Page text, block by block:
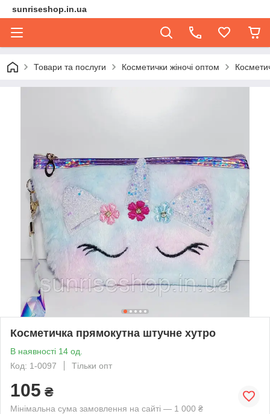
sunriseshop.in.ua
Товари та послуги Косметички жіночі оптом
Косметичка прямокутна штучне хутро
В наявності 14 од.
Код: 1-0097
Тільки опт
105 ₴
Мінімальна сума замовлення на сайті — 1 000 ₴